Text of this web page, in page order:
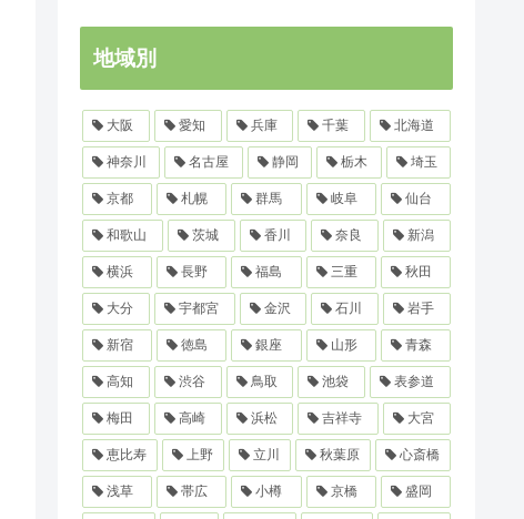
地域別
大阪 愛知 兵庫 千葉 北海道
神奈川 名古屋 静岡 栃木 埼玉
京都 札幌 群馬 岐阜 仙台
和歌山 茨城 香川 奈良 新潟
横浜 長野 福島 三重 秋田
大分 宇都宮 金沢 石川 岩手
新宿 徳島 銀座 山形 青森
高知 渋谷 鳥取 池袋 表参道
梅田 高崎 浜松 吉祥寺 大宮
恵比寿 上野 立川 秋葉原 心斎橋
浅草 帯広 小樽 京橋 盛岡